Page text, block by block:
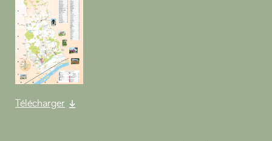
Télécharger